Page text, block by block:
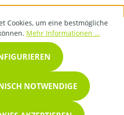
Cookies, um eine bestmögliche
Mehr Informationen ...
NOTWENDIGE